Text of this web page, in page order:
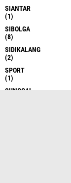
SIANTAR
(1)
SIBOLGA
(8)
SIDIKALANG
(2)
SPORT
(1)
SUNGGAL